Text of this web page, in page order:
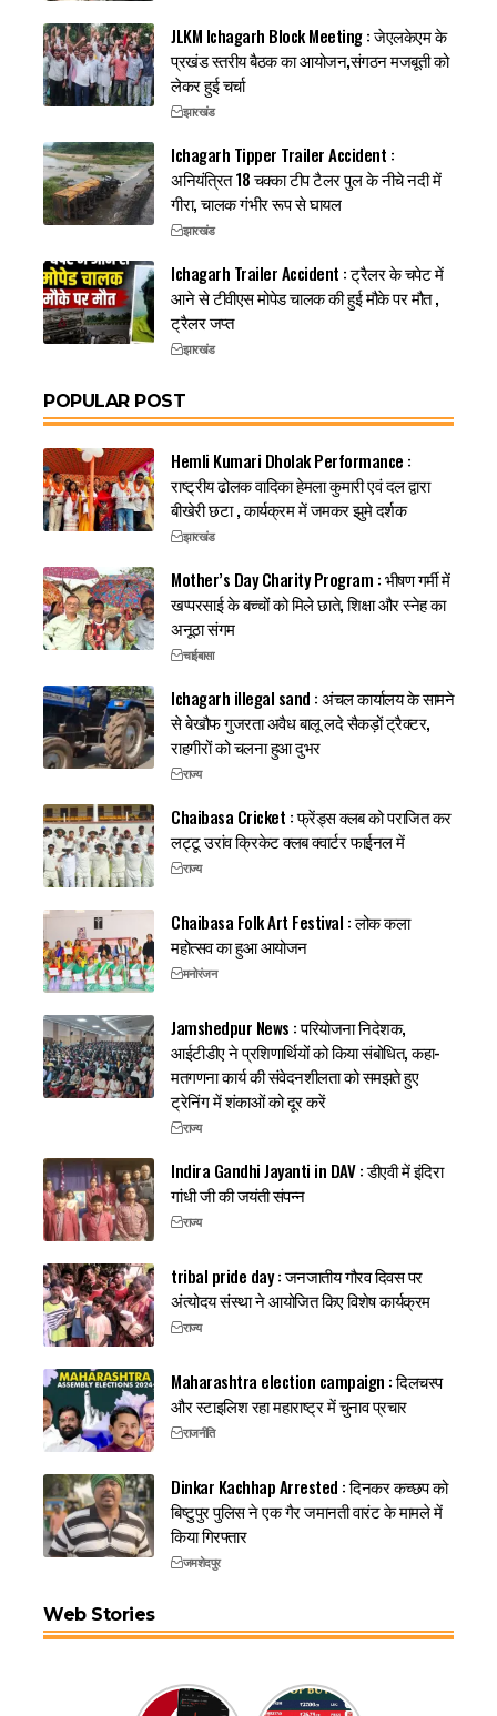
JLKM Ichagarh Block Meeting : जेएलकेएम के
प्रखंड स्तरीय बैठक का आयोजन,संगठन मजबूती को
लेकर हुई चर्चा
झारखंड
Ichagarh Tipper Trailer Accident :
अनियंत्रित 18 चक्का टीप टैलर पुल के नीचे नदी में
गीरा, चालक गंभीर रूप से घायल
झारखंड
Ichagarh Trailer Accident : ट्रैलर के चपेट में
आने से टीवीएस मोपेड चालक की हुई मौके पर मौत ,
ट्रैलर जप्त
झारखंड
POPULAR POST
Hemli Kumari Dholak Performance :
राष्ट्रीय ढोलक वादिका हेमला कुमारी एवं दल द्वारा
बीखेरी छटा , कार्यक्रम में जमकर झुमे दर्शक
झारखंड
Mother’s Day Charity Program : भीषण गर्मी में
खप्परसाई के बच्चों को मिले छाते, शिक्षा और स्नेह का
अनूठा संगम
चाईबासा
Ichagarh illegal sand : अंचल कार्यालय के सामने
से बेखौफ गुजरता अवैध बालू लदे सैकड़ों ट्रैक्टर,
राहगीरों को चलना हुआ दुभर
राज्य
Chaibasa Cricket : फ्रेंड्स क्लब को पराजित कर
लट्टू उरांव क्रिकेट क्लब क्वार्टर फाईनल में
राज्य
Chaibasa Folk Art Festival : लोक कला
महोत्सव का हुआ आयोजन
मनोरंजन
Jamshedpur News : परियोजना निदेशक,
आईटीडीए ने प्रशिणार्थियों को किया संबोधित, कहा-
मतगणना कार्य की संवेदनशीलता को समझते हुए
ट्रेनिंग में शंकाओं को दूर करें
राज्य
Indira Gandhi Jayanti in DAV : डीएवी में इंदिरा
गांधी जी की जयंती संपन्न
राज्य
tribal pride day : जनजातीय गौरव दिवस पर
अंत्योदय संस्था ने आयोजित किए विशेष कार्यक्रम
राज्य
Maharashtra election campaign : दिलचस्प
और स्टाइलिश रहा महाराष्ट्र में चुनाव प्रचार
राजनीति
Dinkar Kachhap Arrested : दिनकर कच्छप को
बिष्टुपुर पुलिस ने एक गैर जमानती वारंट के मामले में
किया गिरफ्तार
जमशेदपुर
Web Stories